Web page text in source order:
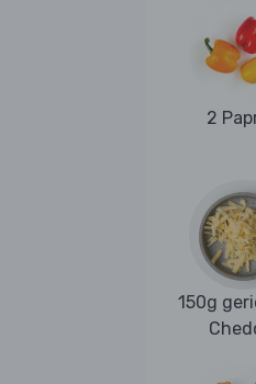
2
150g